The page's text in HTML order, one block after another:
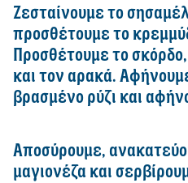
Ζεσταίνουμε το
προσθέτουμε το
Προσθέτουμε το σκόρδο,
και τον αρακά.
βρασμένο ρύζι και
Αποσύρουμε,
μαγιονέζα και